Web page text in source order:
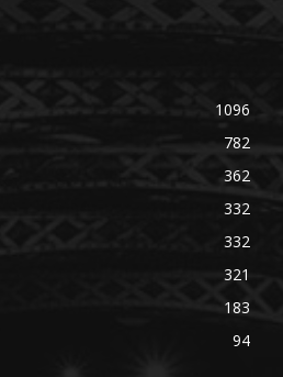
1096
782
362
332
332
321
183
94